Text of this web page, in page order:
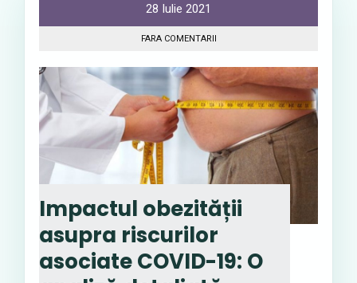
28 Iulie 2021
FARA COMENTARII
Impactul obezității
asupra riscurilor
asociate COVID-19: O